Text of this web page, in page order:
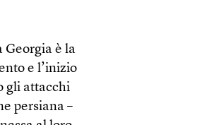
è la
e l’inizio
gli attacchi
persiana –